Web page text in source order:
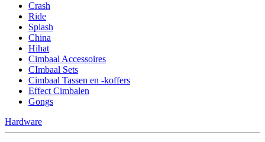
Crash
Ride
Splash
China
Hihat
Cimbaal Accessoires
CImbaal Sets
Cimbaal Tassen en -koffers
Effect Cimbalen
Gongs
Hardware